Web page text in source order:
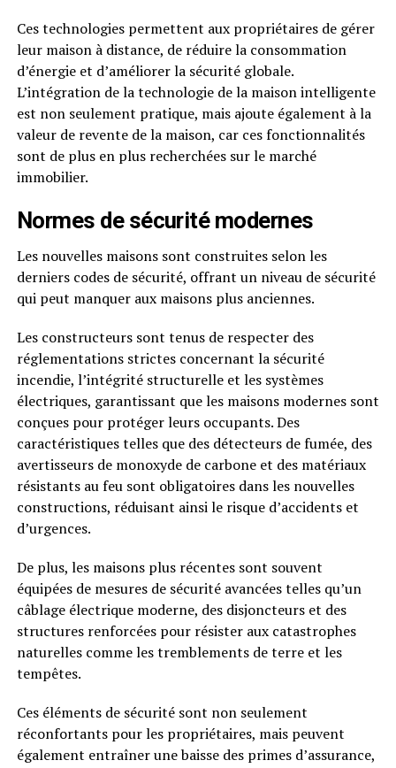
Ces technologies permettent aux propriétaires de gérer
leur maison à distance, de réduire la consommation
d’énergie et d’améliorer la sécurité globale.
L’intégration de la technologie de la maison intelligente
est non seulement pratique, mais ajoute également à la
valeur de revente de la maison, car ces fonctionnalités
sont de plus en plus recherchées sur le marché
immobilier.
Normes de sécurité modernes
Les nouvelles maisons sont construites selon les
derniers codes de sécurité, offrant un niveau de sécurité
qui peut manquer aux maisons plus anciennes.
Les constructeurs sont tenus de respecter des
réglementations strictes concernant la sécurité
incendie, l’intégrité structurelle et les systèmes
électriques, garantissant que les maisons modernes sont
conçues pour protéger leurs occupants. Des
caractéristiques telles que des détecteurs de fumée, des
avertisseurs de monoxyde de carbone et des matériaux
résistants au feu sont obligatoires dans les nouvelles
constructions, réduisant ainsi le risque d’accidents et
d’urgences.
De plus, les maisons plus récentes sont souvent
équipées de mesures de sécurité avancées telles qu’un
câblage électrique moderne, des disjoncteurs et des
structures renforcées pour résister aux catastrophes
naturelles comme les tremblements de terre et les
tempêtes.
Ces éléments de sécurité sont non seulement
réconfortants pour les propriétaires, mais peuvent
également entraîner une baisse des primes d’assurance,